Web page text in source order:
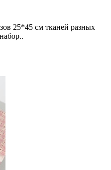
25*45 см тканей разных